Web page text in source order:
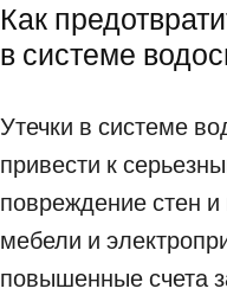
Как
в системе
Утечки в системе
привести к
повреждение стен
мебели и
повышенные счета